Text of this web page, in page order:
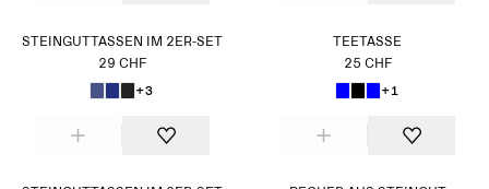
STEINGUTTASSEN IM 2ER-SET
29 CHF
+3
TEETASSE
25 CHF
+1